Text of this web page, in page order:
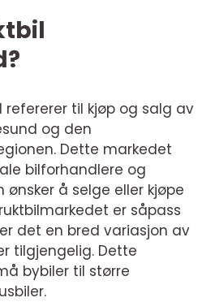
refererer til kjøp og salg av
og den
Dette markedet
bilforhandlere og
å selge eller kjøpe
er såpass
det en bred variasjon av
tilgjengelig. Dette
bybiler til større